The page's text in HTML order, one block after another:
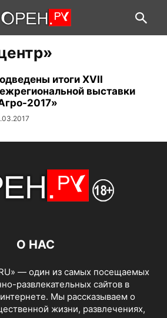
итоги XVII
выставки
2017»
О НАС
— один из самых посещаемых
развлекательных сайтов в
Мы рассказываем о
жизни, развлечениях,